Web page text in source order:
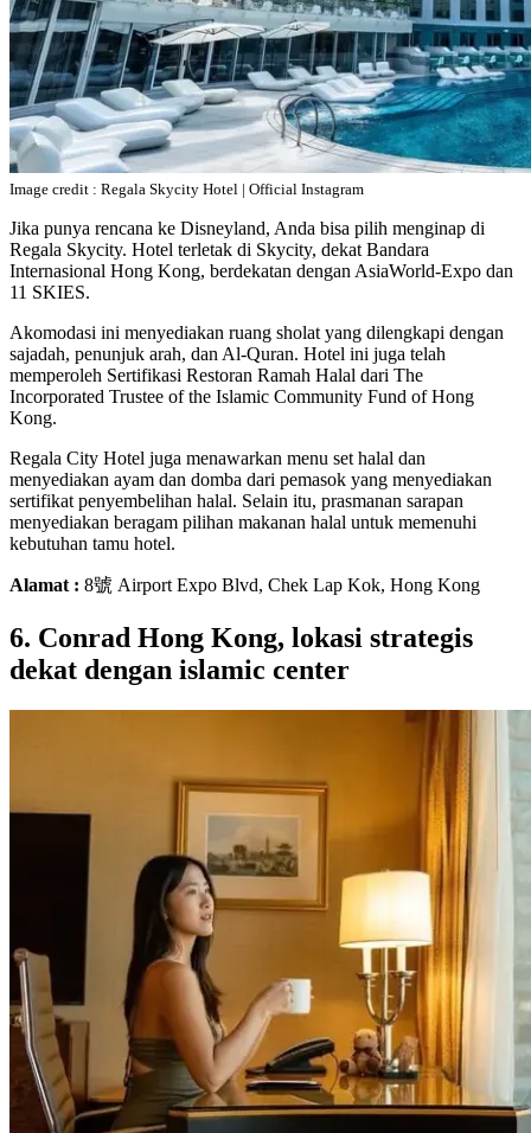
Image credit : Regala Skycity Hotel | Official Instagram
Jika punya rencana ke Disneyland, Anda bisa pilih menginap di
Regala Skycity. Hotel terletak di Skycity, dekat Bandara
Internasional Hong Kong, berdekatan dengan AsiaWorld-Expo dan
11 SKIES.
Akomodasi ini menyediakan ruang sholat yang dilengkapi dengan
sajadah, penunjuk arah, dan Al-Quran. Hotel ini juga telah
memperoleh Sertifikasi Restoran Ramah Halal dari The
Incorporated Trustee of the Islamic Community Fund of Hong
Kong.
Regala City Hotel juga menawarkan menu set halal dan
menyediakan ayam dan domba dari pemasok yang menyediakan
sertifikat penyembelihan halal. Selain itu, prasmanan sarapan
menyediakan beragam pilihan makanan halal untuk memenuhi
kebutuhan tamu hotel.
Alamat : 8號 Airport Expo Blvd, Chek Lap Kok, Hong Kong
6. Conrad Hong Kong, lokasi strategis
dekat dengan islamic center